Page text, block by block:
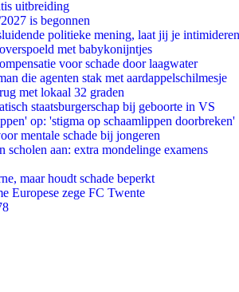
uitbreiding
is begonnen
politieke mening, laat jij je
met babykonijntjes
voor schade door laagwater
die agenten stak met aardappelschilmesje
met lokaal 32 graden
staatsburgerschap bij geboorte in VS
op: 'stigma op schaamlippen doorbreken'
mentale schade bij jongeren
aan: extra mondelinge examens
maar houdt schade beperkt
Europese zege FC Twente